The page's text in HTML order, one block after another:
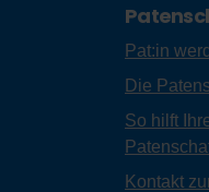
Pat:in
Die
So hilft
Kontakt